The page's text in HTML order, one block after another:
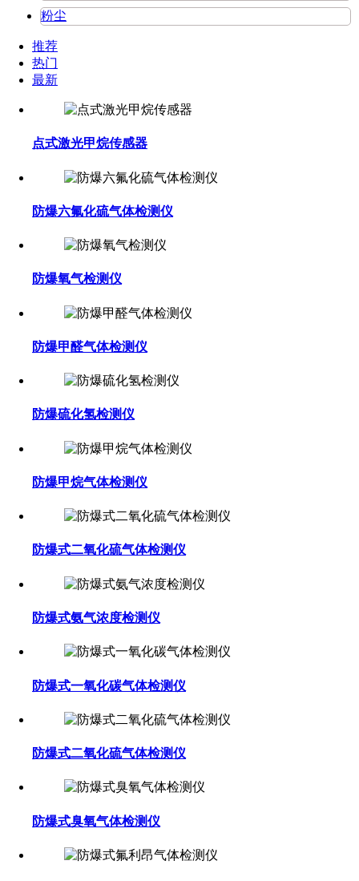
粉尘
推荐
热门
最新
点式激光甲烷传感器
防爆六氟化硫气体检测仪
防爆氧气检测仪
防爆甲醛气体检测仪
防爆硫化氢检测仪
防爆甲烷气体检测仪
防爆式二氧化硫气体检测仪
防爆式氨气浓度检测仪
防爆式一氧化碳气体检测仪
防爆式二氧化硫气体检测仪
防爆式臭氧气体检测仪